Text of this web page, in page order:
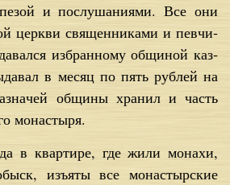
и по­слу­ша­ни­я­ми. Все они
церк­ви свя­щен­ни­ка­ми и пев­чи­
из­бран­но­му об­щи­ной каз­
в ме­сяц по пять руб­лей на
об­щи­ны хра­нил и часть
мо­на­сты­ря.
в квар­ти­ре, где жи­ли мо­на­хи,
изъ­яты все мо­на­стыр­ские